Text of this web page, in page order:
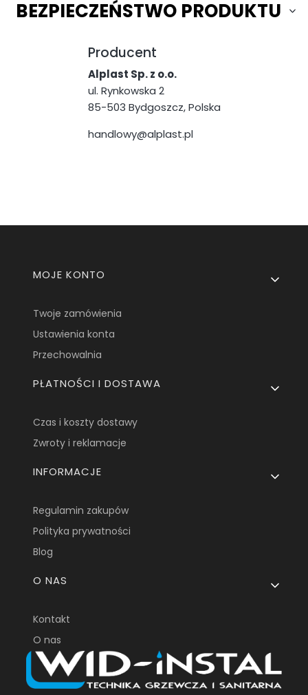
BEZPIECZEŃSTWO PRODUKTU
Producent
Alplast Sp. z o.o.
ul. Rynkowska 2
85-503 Bydgoszcz, Polska
handlowy@alplast.pl
Linki w stopce
MOJE KONTO
Twoje zamówienia
Ustawienia konta
Przechowalnia
PŁATNOŚCI I DOSTAWA
Czas i koszty dostawy
Zwroty i reklamacje
INFORMACJE
Regulamin zakupów
Polityka prywatności
Blog
O NAS
Kontakt
O nas